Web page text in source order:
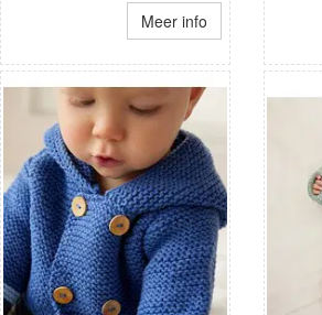
Meer info